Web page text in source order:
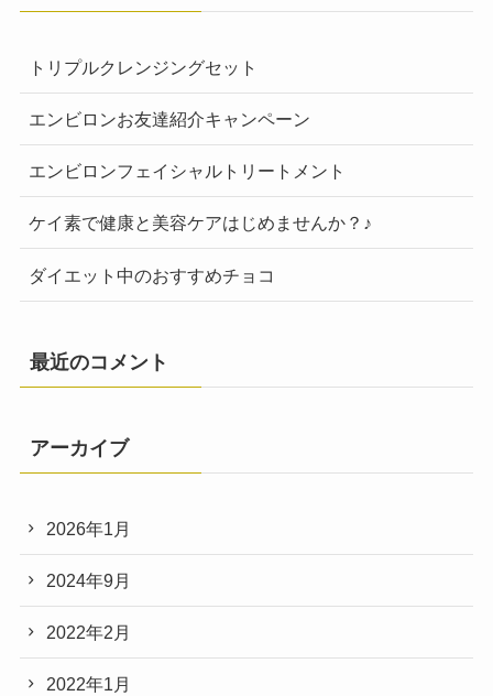
トリプルクレンジングセット
エンビロンお友達紹介キャンペーン
エンビロンフェイシャルトリートメント
ケイ素で健康と美容ケアはじめませんか？♪
ダイエット中のおすすめチョコ
最近のコメント
アーカイブ
2026年1月
2024年9月
2022年2月
2022年1月